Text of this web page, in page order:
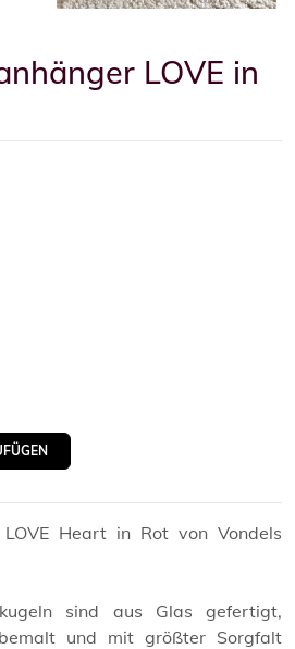
LOVE in
LOVE Heart in Rot von Vondels
sind aus Glas gefertigt,
und mit größter Sorgfalt